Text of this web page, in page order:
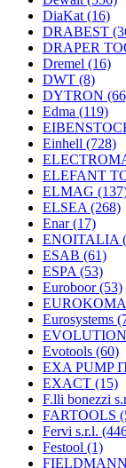
DiaKat (16)
DRABEST
DRAPER
Dremel (16)
DWT (8)
DYTRON
Edma (119)
Einhell (728)
ELEFANT
ELMAG
ELSEA (268)
Enar(17)
ENOITALIA
ESAB (61)
ESPA (53)
Euroboor(53)
Eurosystems
Evotools (60)
EXA PUMP
EXACT (15)
F.lli bonezzi
FARTOOLS
Fervi s.r.l.
Festool (1)
FIELDMANN